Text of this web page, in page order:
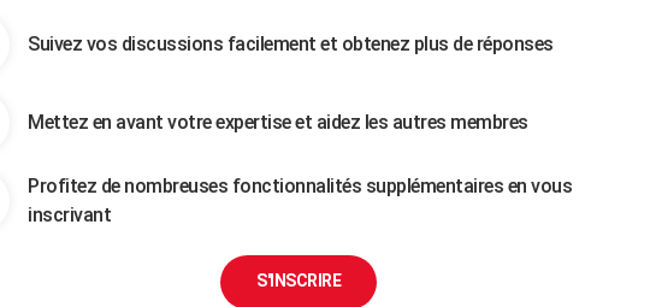
Suivez vos discussions facilement et obtenez plus de réponses
Mettez en avant votre expertise et aidez les autres membres
Profitez de nombreuses fonctionnalités supplémentaires en vous
inscrivant
S'INSCRIRE